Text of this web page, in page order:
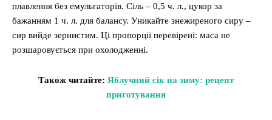
плавлення без емульгаторів. Сіль – 0,5 ч. л., цукор за
бажанням 1 ч. л. для балансу. Уникайте знежиреного сиру –
сир вийде зернистим. Ці пропорції перевірені: маса не
розшаровується при охолодженні.
Також читайте: Яблучний сік на зиму: рецепт
приготування